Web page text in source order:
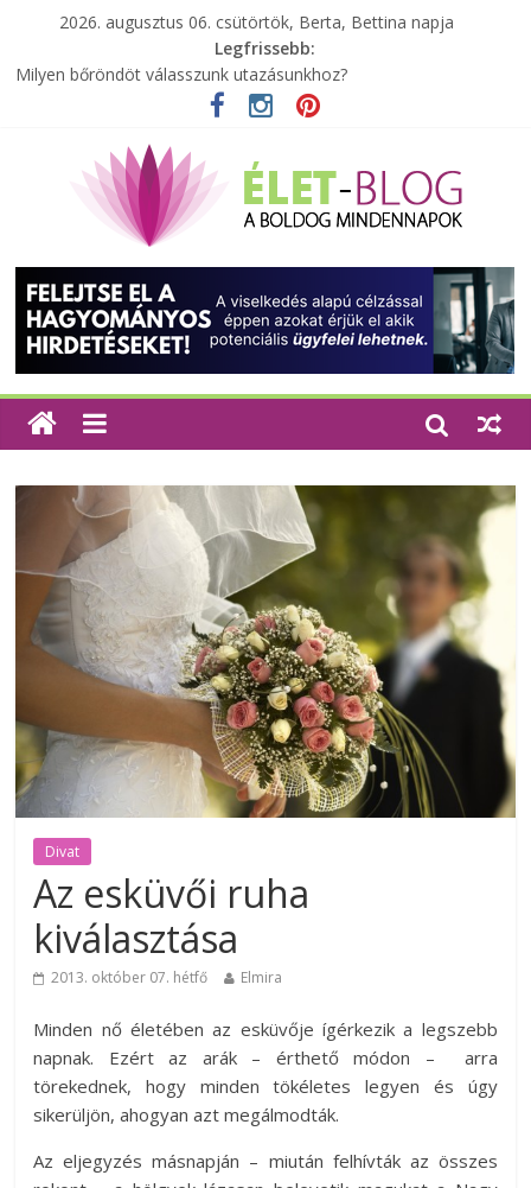
2026. augusztus 06. csütörtök, Berta, Bettina napja
Legfrissebb:
Milyen bőröndöt válasszunk utazásunkhoz?
Elérhető zöld energia mindenki számára
Különleges tömörfa ládák Indiából
A zöld forradalom: A mosó- és parfümtermékek környezetbarát
szempontjainak erősítése
Divat
Az esküvői ruha
kiválasztása
2013. október 07. hétfő Elmira
Minden nő életében az esküvője ígérkezik a legszebb
napnak. Ezért az arák – érthető módon – arra
törekednek, hogy minden tökéletes legyen és úgy
sikerüljön, ahogyan azt megálmodták.
Az eljegyzés másnapján – miután felhívták az összes